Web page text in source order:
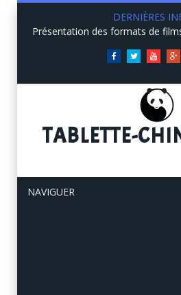
DERNIÈRES
Présentation des formats de
FacebookTwitterYou
TABLETTE-
NAVIGUER